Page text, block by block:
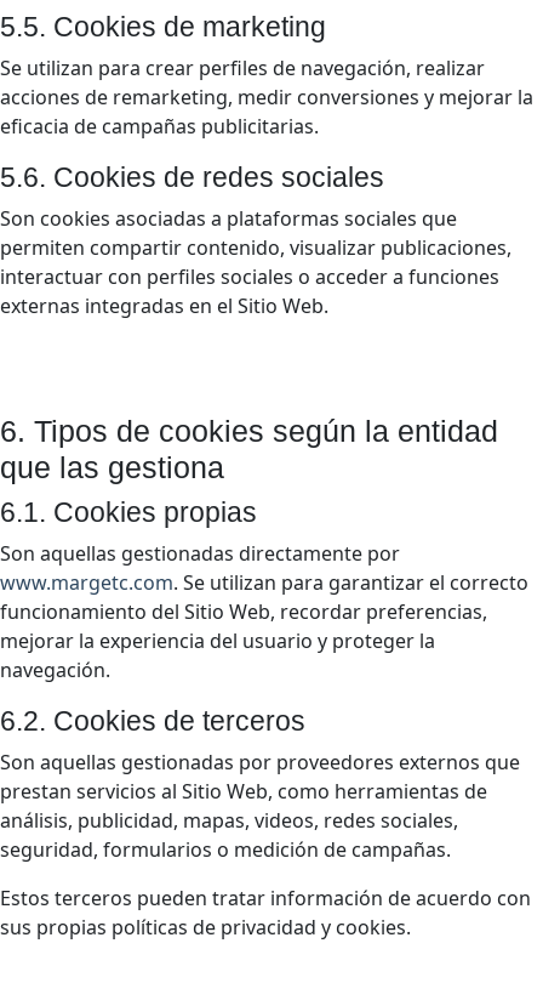
5.5. Cookies de marketing
Se utilizan para crear perfiles de navegación, realizar
acciones de remarketing, medir conversiones y mejorar la
eficacia de campañas publicitarias.
5.6. Cookies de redes sociales
Son cookies asociadas a plataformas sociales que
permiten compartir contenido, visualizar publicaciones,
interactuar con perfiles sociales o acceder a funciones
externas integradas en el Sitio Web.
6. Tipos de cookies según la entidad
que las gestiona
6.1. Cookies propias
Son aquellas gestionadas directamente por
www.margetc.com. Se utilizan para garantizar el correcto
funcionamiento del Sitio Web, recordar preferencias,
mejorar la experiencia del usuario y proteger la
navegación.
6.2. Cookies de terceros
Son aquellas gestionadas por proveedores externos que
prestan servicios al Sitio Web, como herramientas de
análisis, publicidad, mapas, videos, redes sociales,
seguridad, formularios o medición de campañas.
Estos terceros pueden tratar información de acuerdo con
sus propias políticas de privacidad y cookies.